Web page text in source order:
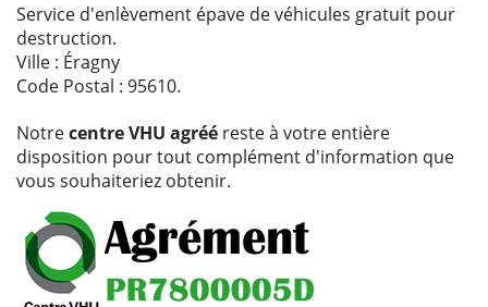
Service d'enlèvement épave de véhicules gratuit pour
destruction.
Ville : Éragny
Code Postal : 95610.
Notrecentre VHU agréé reste à votre entière
disposition pour tout complément d'information que
vous souhaiteriez obtenir.